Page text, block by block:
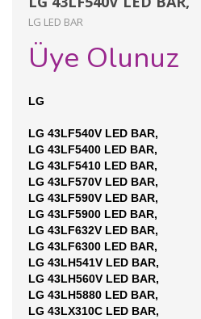
LG LED BAR
Üye Olunuz
LG
LG 43LF540V LED BAR,
LG 43LF5400 LED BAR,
LG 43LF5410 LED BAR,
LG 43LF570V LED BAR,
LG 43LF590V LED BAR,
LG 43LF5900 LED BAR,
LG 43LF632V LED BAR,
LG 43LF6300 LED BAR,
LG 43LH541V LED BAR,
LG 43LH560V LED BAR,
LG 43LH5880 LED BAR,
LG 43LX310C LED BAR,